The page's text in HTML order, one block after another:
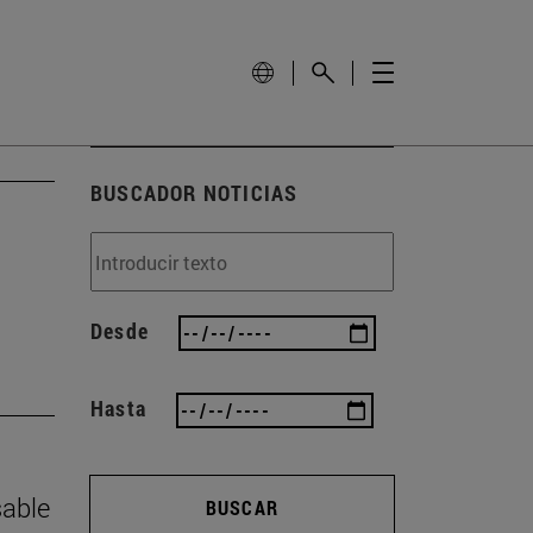
BUSCADOR NOTICIAS
Desde
Hasta
BUSCAR